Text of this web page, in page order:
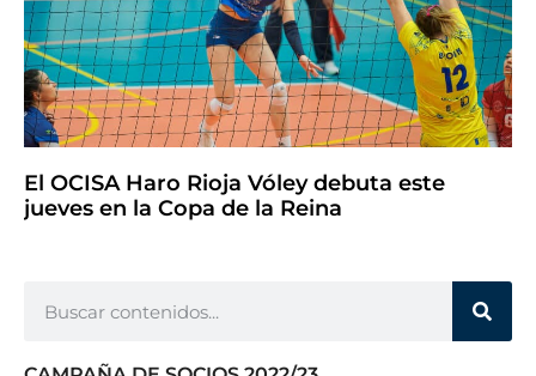
El OCISA Haro Rioja Vóley debuta este
jueves en la Copa de la Reina